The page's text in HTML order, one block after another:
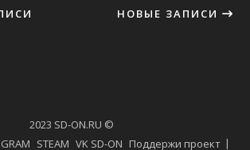
НОВЫЕ ЗАПИСИ
2023 SD-ON.RU ©
STEAM VK SD-ON Поддержи проект